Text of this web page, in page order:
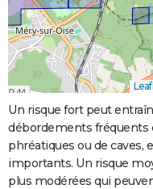
Un risque fort peut
débordements fréquents
phréatiques ou de caves,
importants. Un risque
plus modérées qui